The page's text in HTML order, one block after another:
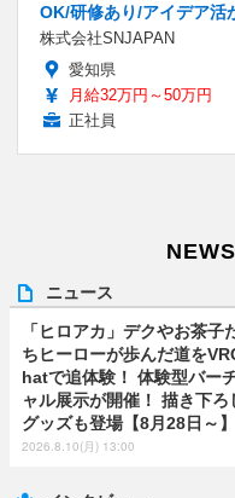
OK/研修あり/アイデア活
株式会社SNJAPAN
愛知県
月給32万円～50万円
正社員
ニュース
「ヒロアカ」デクやお茶子
ちヒーローが歩んだ道を
hatで追体験！ 体験型バー
ャル展示が開催！ 描き下ろ
グッズも登場【8月28日～】
2026.8.10(月) 13:00